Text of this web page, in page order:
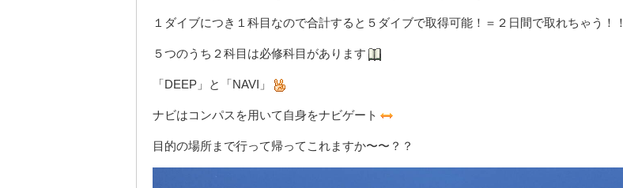
１ダイブにつき１科目なので合計すると５ダイブで取得可能！＝２日間で取れちゃう！！
５つのうち２科目は必修科目があります
「DEEP」と「NAVI」
ナビはコンパスを用いて自身をナビゲート
目的の場所まで行って帰ってこれますか〜〜？？